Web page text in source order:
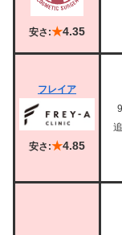
安さ:★4.35
フレイア
安さ:★4.85